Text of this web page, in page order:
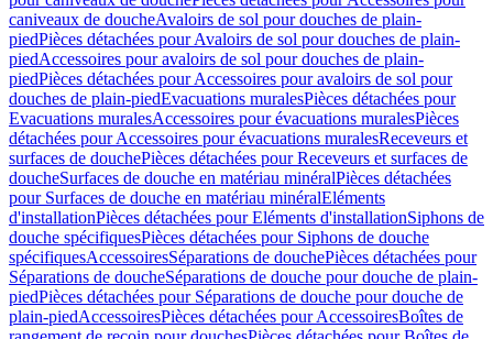
caniveaux de doucheAvaloirs de sol pour douches de plain-
piedPièces détachées pour Avaloirs de sol pour douches de plain-
piedAccessoires pour avaloirs de sol pour douches de plain-
piedPièces détachées pour Accessoires pour avaloirs de sol pour
douches de plain-piedEvacuations muralesPièces détachées pour
Evacuations muralesAccessoires pour évacuations muralesPièces
détachées pour Accessoires pour évacuations muralesReceveurs et
surfaces de douchePièces détachées pour Receveurs et surfaces de
doucheSurfaces de douche en matériau minéralPièces détachées
pour Surfaces de douche en matériau minéralEléments
d'installationPièces détachées pour Eléments d'installationSiphons de
douche spécifiquesPièces détachées pour Siphons de douche
spécifiquesAccessoiresSéparations de douchePièces détachées pour
Séparations de doucheSéparations de douche pour douche de plain-
piedPièces détachées pour Séparations de douche pour douche de
plain-piedAccessoiresPièces détachées pour AccessoiresBoîtes de